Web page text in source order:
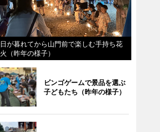
日が暮れてから山門前で楽しむ手持ち花
火（昨年の様子）
ビンゴゲームで景品を選ぶ
子どもたち（昨年の様子）